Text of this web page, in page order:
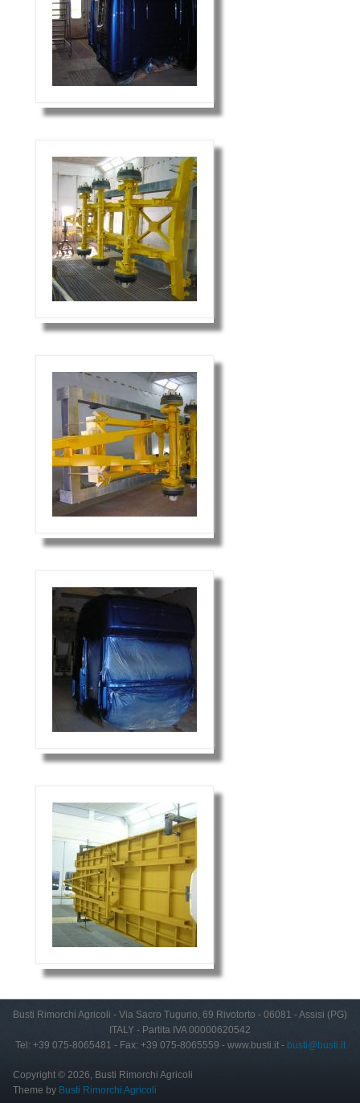
Busti Rimorchi Agricoli - Via Sacro Tugurio, 69 Rivotorto - 06081 - Assisi (PG)
ITALY - Partita IVA 00000620542
Tel: +39 075-8065481 - Fax: +39 075-8065559 - www.busti.it - busti@busti.it
Copyright © 2026, Busti Rimorchi Agricoli
Theme by Busti Rimorchi Agricoli